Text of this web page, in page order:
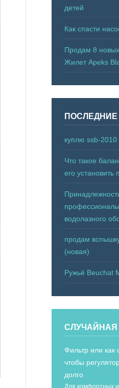
детей
Как спасти
Продам 8
Жилет Apeks
куплю ssb-2010
Что такое
его установить
водолазного
продам
(новая)
Ружьё Beuchat
СЛУЧАЙНАЯ
Фильтр или как
чтобы
долго
Для комфортных